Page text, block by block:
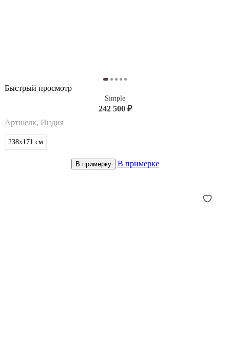
Быстрый просмотр
Simple
242 500 ₽
Артшелк, Индия
238x171 см
В примерку В примерке